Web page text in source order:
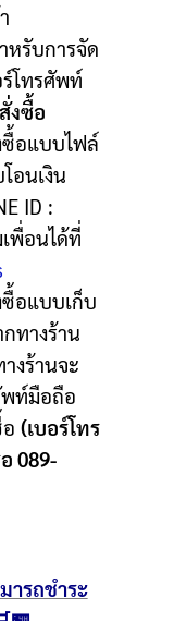
รับการจัด
โทรศัพท์
งซื้อ
อแบบไฟล์
อนเงิน
ID :
พื่อนได้ที่
อแบบเก็บ
ทางร้าน
งร้านจะ
พท์มือถือ
อ(เบอร์โทร
089-
ารถชำระ